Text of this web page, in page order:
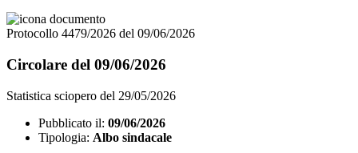
Protocollo 4479/2026 del 09/06/2026
Circolare del 09/06/2026
Statistica sciopero del 29/05/2026
Pubblicato il: 09/06/2026
Tipologia: Albo sindacale